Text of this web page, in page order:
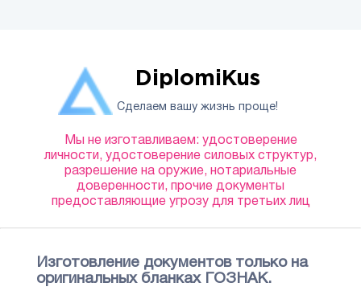
DiplomiKus
Сделаем вашу жизнь проще!
Мы не изготавливаем: удостоверение
личности, удостоверение силовых структур,
разрешение на оружие, нотариальные
доверенности, прочие документы
предоставляющие угрозу для третьих лиц
Изготовление документов только на
оригинальных бланках ГОЗНАК.